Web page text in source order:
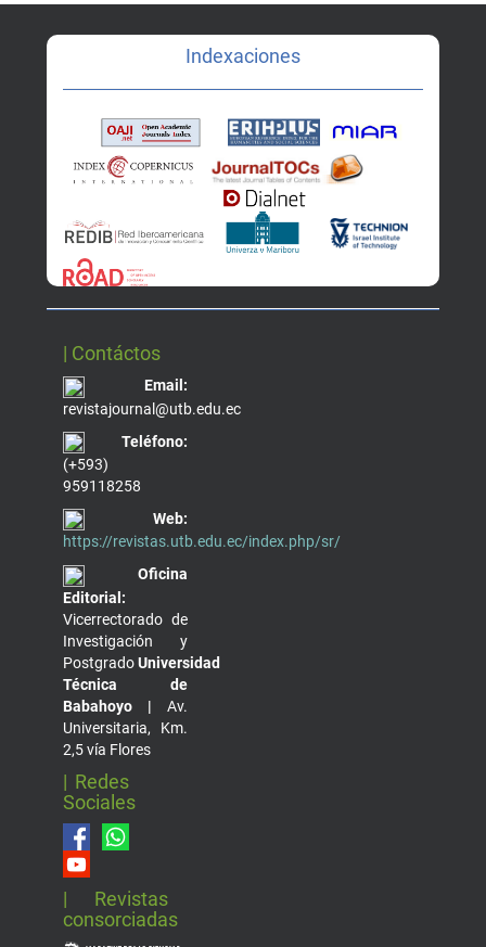
Indexaciones
| Contáctos
Email:
revistajournal@utb.edu.ec
Teléfono:
(+593)
959118258
Web:
https://revistas.utb.edu.ec/index.php/sr/
Oficina
Editorial:
Vicerrectorado de
Investigación y
PostgradoUniversidad
Técnica de
Babahoyo | Av.
Universitaria, Km.
2,5 vía Flores
| Redes
Sociales
| Revistas
consorciadas